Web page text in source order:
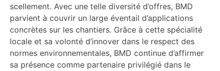
scellement. Avec une telle diversité d’offres, BMD
parvient à couvrir un large éventail d’applications
concrètes sur les chantiers. Grâce à cette spécialité
locale et sa volonté d’innover dans le respect des
normes environnementales, BMD continue d’affirmer
sa présence comme partenaire privilégié dans le